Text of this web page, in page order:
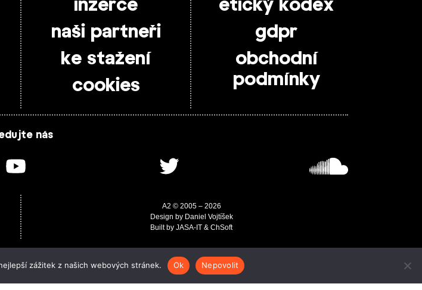
inzerce
naši partneři
ke stažení
cookies
etický kodex
gdpr
obchodní
podmínky
nás
A2 © 2005 – 2026
Design by Daniel Vojtíšek
Built by JASA-IT & ChSoft
zážitek z našich webových stránek. Ok Nepovolit